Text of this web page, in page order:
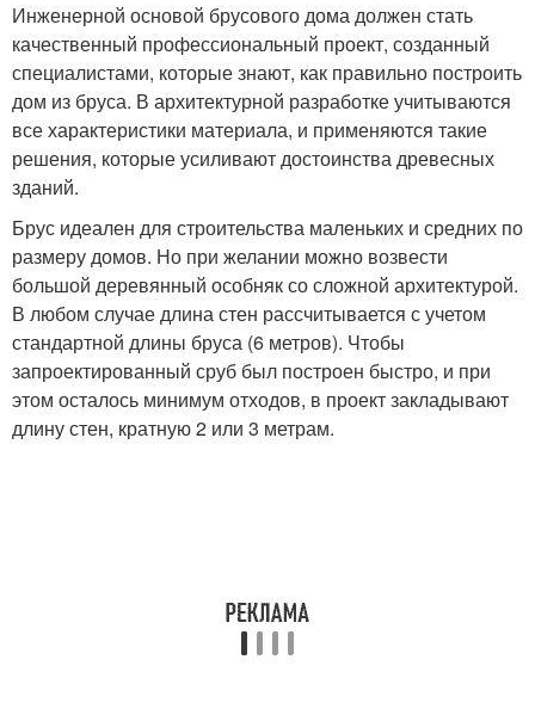
Инженерной основой брусового дома должен стать
качественный профессиональный проект, созданный
специалистами, которые знают, как правильно построить
дом из бруса. В архитектурной разработке учитываются
все характеристики материала, и применяются такие
решения, которые усиливают достоинства древесных
зданий.
Брус идеален для строительства маленьких и средних по
размеру домов. Но при желании можно возвести
большой деревянный особняк со сложной архитектурой.
В любом случае длина стен рассчитывается с учетом
стандартной длины бруса (6 метров). Чтобы
запроектированный сруб был построен быстро, и при
этом осталось минимум отходов, в проект закладывают
длину стен, кратную 2 или 3 метрам.